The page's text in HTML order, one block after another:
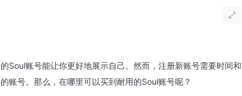
Soul账号能让你更好地展示自己。然而，注册新账号需要时间和
账号。那么，在哪里可以买到耐用的Soul账号呢？